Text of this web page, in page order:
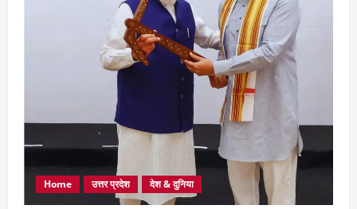
Home उत्तर प्रदेश देश & दुनिया